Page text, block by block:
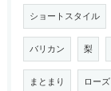
ショートスタイル
バリカン 梨
まとまり ローズ